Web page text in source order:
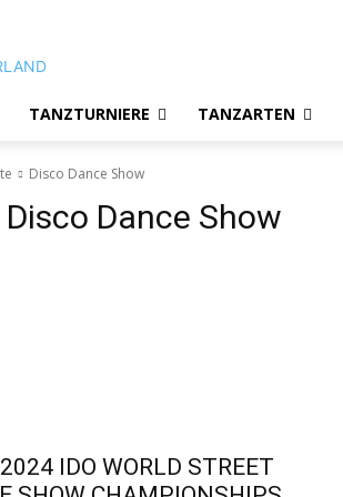
TANZTURNIERE TANZARTEN
Disco Dance Show
Disco Dance Show
IDO WORLD STREET